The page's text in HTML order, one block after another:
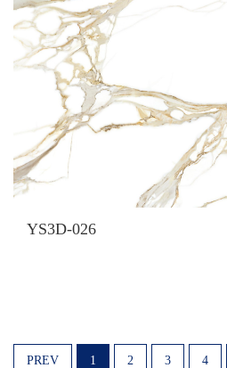
YS3D-026
PREV 1 2 3 4